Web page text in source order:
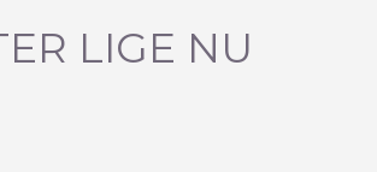
LIGE NU